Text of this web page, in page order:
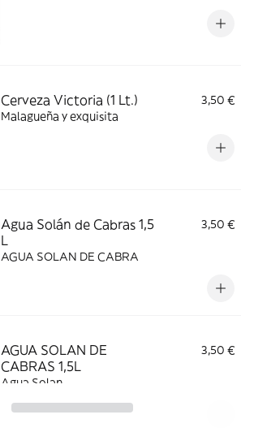
Cerveza Victoria (1 Lt.)
3,50 €
Malagueña y exquisita
Agua Solán de Cabras 1,5
L
3,50 €
AGUA SOLAN DE CABRA
AGUA SOLAN DE
CABRAS 1,5L
3,50 €
Agua Solan